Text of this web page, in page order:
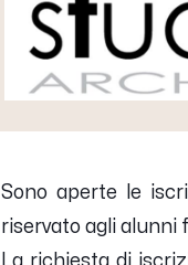
Sono aperte le
riservato agli alunni
La richiesta di